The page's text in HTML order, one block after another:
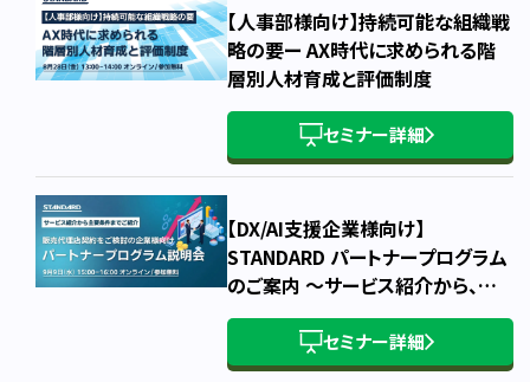
【人事部様向け】持続可能な組織戦
略の要ー AX時代に求められる階
層別人材育成と評価制度
セミナー詳細
【DX/AI支援企業様向け】
STANDARD パートナープログラム
のご案内 ～サービス紹介から、概
要・主要条件・お申込み方法まで～
セミナー詳細